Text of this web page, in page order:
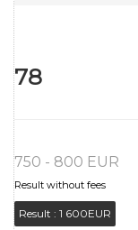
78
750 - 800 EUR
Result without fees
Result : 1 600EUR